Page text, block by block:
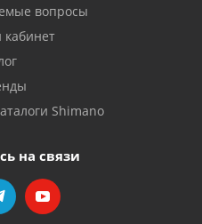
вопросы
Shimano
на связи